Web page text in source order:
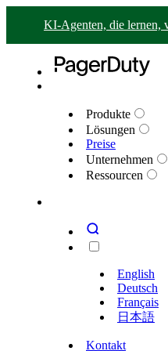
KI-Agenten, die lernen,
Produkte
Lösungen
Preise
Unternehmen
Ressourcen
English
Deutsch
Français
日本語
Kontakt